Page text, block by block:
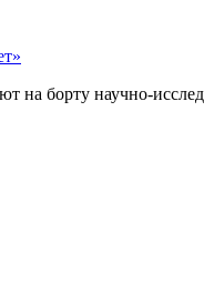
на борту научно-